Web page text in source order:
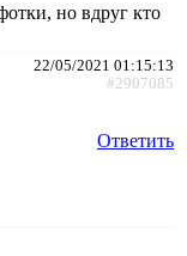
но вдруг кто
22/05/2021 01:15:13
#2907085
Ответить